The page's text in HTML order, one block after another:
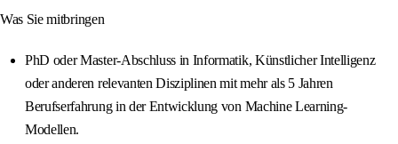
Was Sie mitbringen
PhD oder Master-Abschluss in Informatik, Künstlicher Intelligenz
oder anderen relevanten Disziplinen mit mehr als 5 Jahren
Berufserfahrung in der Entwicklung von Machine Learning-
Modellen.